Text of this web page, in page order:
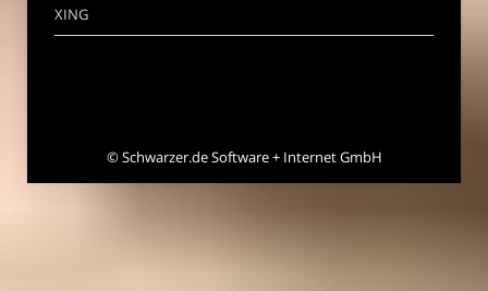
XING
©Schwarzer.de Software + Internet GmbH